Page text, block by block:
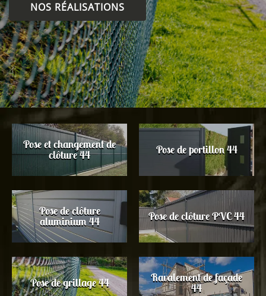
NOS RÉALISATIONS
Pose et changement de
clôture 44 Pose de portillon 44
Pose de clôture
aluminium 44 Pose de clôture PVC 44
Pose de grillage 44 Ravalement de façade
44